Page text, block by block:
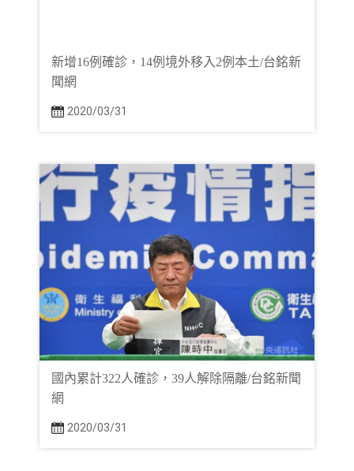
新增16例確診，14例境外移入2例本土/台銘新
聞網
2020/03/31
國內累計322人確診，39人解除隔離/台銘新聞
網
2020/03/31